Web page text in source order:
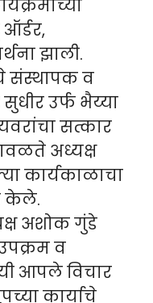
झाली.
संस्थापक व
उर्फ भैय्या
सत्कार
अध्यक्ष
कार्यकाळाचा
केले.
अशोक गुंडे
व
आपले विचार
कार्याचे